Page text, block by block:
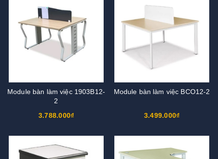
Module bàn làm việc 1903B12-
2
3.788.000₫
Module bàn làm việc BCO12-2
3.499.000₫